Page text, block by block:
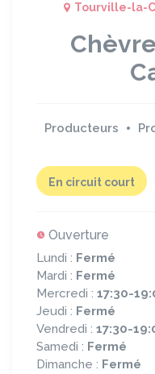
Tourville-la-
Producteurs
En circuit court
Ouverture
Lundi : Fermé
Mardi : Fermé
Mercredi : 17:30-
Jeudi : Fermé
Vendredi : 17:30-
Samedi : Fermé
Dimanche : Fermé